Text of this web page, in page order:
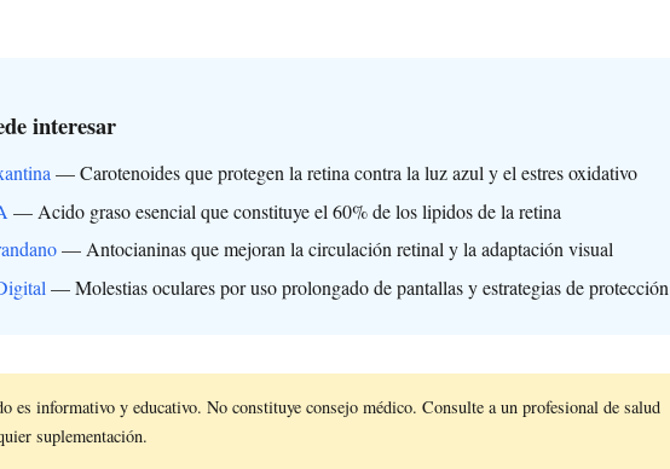
interesar
— Carotenoides que protegen la retina contra la luz azul y el estres oxidativo
— Acido graso esencial que constituye el 60% de los lipidos de la retina
— Antocianinas que mejoran la circulación retinal y la adaptación visual
— Molestias oculares por uso prolongado de pantallas y estrategias de protección
es informativo y educativo. No constituye consejo médico. Consulte a un profesional de salud
suplementación.